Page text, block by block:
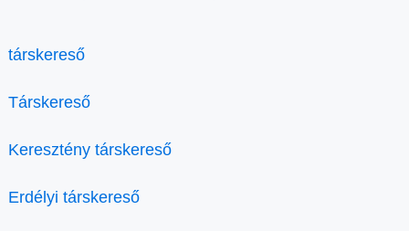
társkereső
Társkereső
Keresztény társkereső
Erdélyi társkereső